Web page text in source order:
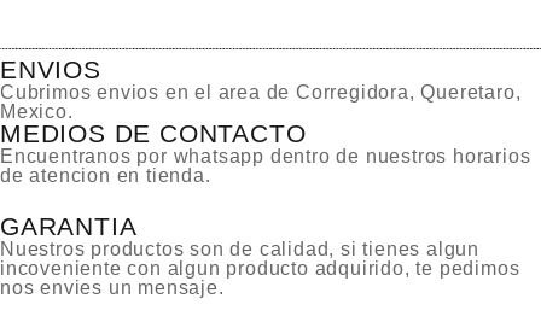
ENVIOS
Cubrimos envios en el area de Corregidora, Queretaro,
Mexico.
MEDIOS DE CONTACTO
Encuentranos por whatsapp dentro de nuestros horarios
de atencion en tienda.
GARANTIA
Nuestros productos son de calidad, si tienes algun
incoveniente con algun producto adquirido, te pedimos
nos envies un mensaje.